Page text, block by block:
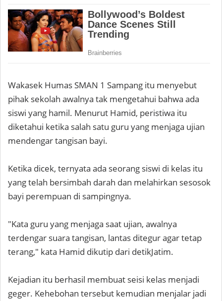
Wakasek Humas SMAN 1 Sampang itu menyebut
pihak sekolah awalnya tak mengetahui bahwa ada
siswi yang hamil. Menurut Hamid, peristiwa itu
diketahui ketika salah satu guru yang menjaga ujian
mendengar tangisan bayi.
Ketika dicek, ternyata ada seorang siswi di kelas itu
yang telah bersimbah darah dan melahirkan sesosok
bayi perempuan di sampingnya.
"Kata guru yang menjaga saat ujian, awalnya
terdengar suara tangisan, lantas ditegur agar tetap
terang," kata Hamid dikutip dari detikJatim.
Kejadian itu berhasil membuat seisi kelas menjadi
geger. Kehebohan tersebut kemudian menjalar jadi